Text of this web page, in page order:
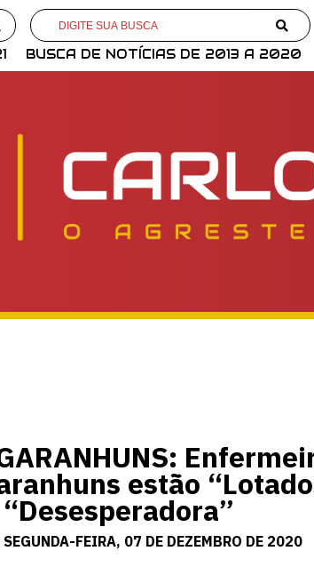
BUSCA DE NOTÍCIAS DE 2013 A 2020
estão
FEIRA, 07 DE DEZEMBRO DE 2020